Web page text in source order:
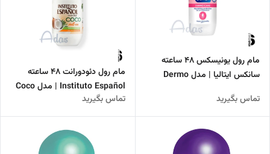
مام رول یونیسکس 48 ساعته
سانکس ایتالیا | مدل Dermo
تماس بگیرید
مام رول دئودورانت 48 ساعته
Instituto Español | مدل Coco
حاوی عصاره نارگیل
تماس بگیرید